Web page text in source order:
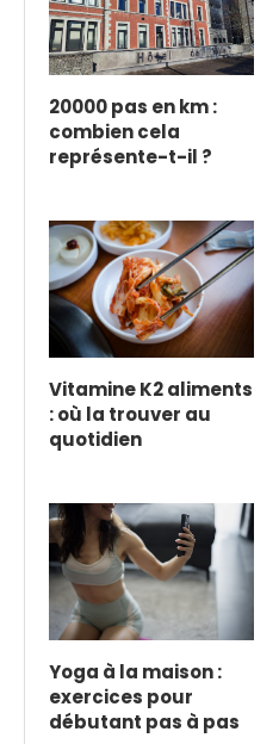
20000 pas en km :
combien cela
représente-t-il ?
Vitamine K2 aliments
: où la trouver au
quotidien
Yoga à la maison :
exercices pour
débutant pas à pas